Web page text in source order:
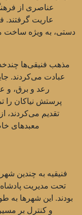
عناصری از
عاریت گرفتند.
دستی، به ویژه ساخت
مذهب فنیقی‌ها
عبادت می‌کردند.
رعد و برق، و
پرستش نیاکان را
تقدیم می‌کردند،
معبدهای
فنیقیه به چندین
تحت مدیریت پادشاه
بودند. این شهرها به
و کنترل بر